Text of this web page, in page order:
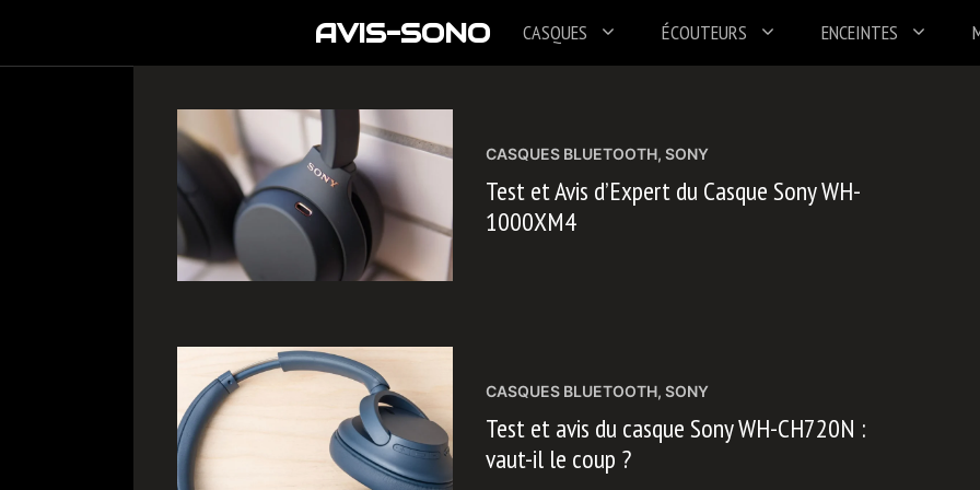
contenu
AVIS-SONO CASQUES ÉCOUTEURS ENCEINTES
CASQUES BLUETOOTH, SONY
Test et Avis d’Expert du Casque Sony WH-
1000XM4
CASQUES BLUETOOTH, SONY
Test et avis du casque Sony WH-CH720N :
vaut-il le coup ?